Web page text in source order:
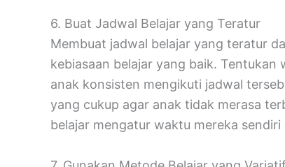
6. Buat Jadwal Belajar yang Teratur
Membuat jadwal belajar yang teratur
kebiasaan belajar yang baik.
anak konsisten mengikuti jadwal
yang cukup agar anak tidak merasa
belajar mengatur waktu mereka